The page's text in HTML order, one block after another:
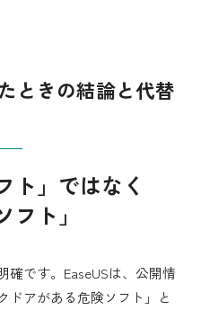
ときの結論と代替
ト」ではなく
フト」
確です。EaseUSは、公開情
ドアがある危険ソフト」と